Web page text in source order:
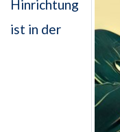
Hinrichtung
ist in der